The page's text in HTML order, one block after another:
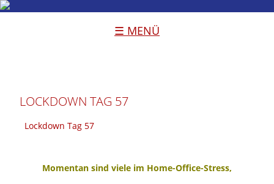
☰ MENÜ
LOCKDOWN TAG 57
Lockdown Tag 57
Momentan sind viele im Home-Office-Stress,